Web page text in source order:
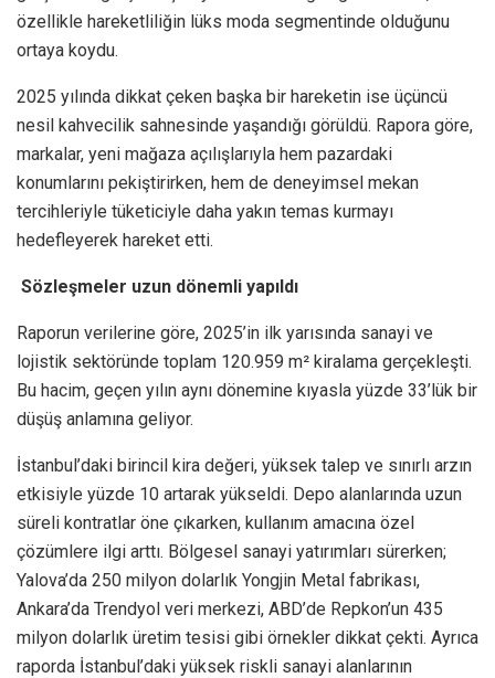
özellikle hareketliliğin lüks moda segmentinde olduğunu
ortaya koydu.
2025 yılında dikkat çeken başka bir hareketin ise üçüncü
nesil kahvecilik sahnesinde yaşandığı görüldü. Rapora göre,
markalar, yeni mağaza açılışlarıyla hem pazardaki
konumlarını pekiştirirken, hem de deneyimsel mekan
tercihleriyle tüketiciyle daha yakın temas kurmayı
hedefleyerek hareket etti.
Sözleşmeler uzun dönemli yapıldı
Raporun verilerine göre, 2025’in ilk yarısında sanayi ve
lojistik sektöründe toplam 120.959 m² kiralama gerçekleşti.
Bu hacim, geçen yılın aynı dönemine kıyasla yüzde 33’lük bir
düşüş anlamına geliyor.
İstanbul’daki birincil kira değeri, yüksek talep ve sınırlı arzın
etkisiyle yüzde 10 artarak yükseldi. Depo alanlarında uzun
süreli kontratlar öne çıkarken, kullanım amacına özel
çözümlere ilgi arttı. Bölgesel sanayi yatırımları sürerken;
Yalova’da 250 milyon dolarlık Yongjin Metal fabrikası,
Ankara’da Trendyol veri merkezi, ABD’de Repkon’un 435
milyon dolarlık üretim tesisi gibi örnekler dikkat çekti. Ayrıca
raporda İstanbul’daki yüksek riskli sanayi alanlarının